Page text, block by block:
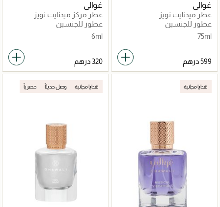
غوالي
عطر ميدنايت نويز
عطور للجنسين
75ml
غوالي
عطر مركز ميدنايت نويز
عطور للجنسين
6ml
هدايا مجانية هدايا مجانية وصل حديثاً حصرياً